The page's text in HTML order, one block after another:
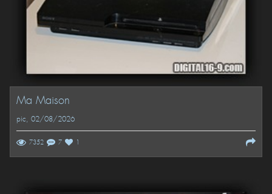
Ma Maison
pic, 02/08/2026
7352 7 1